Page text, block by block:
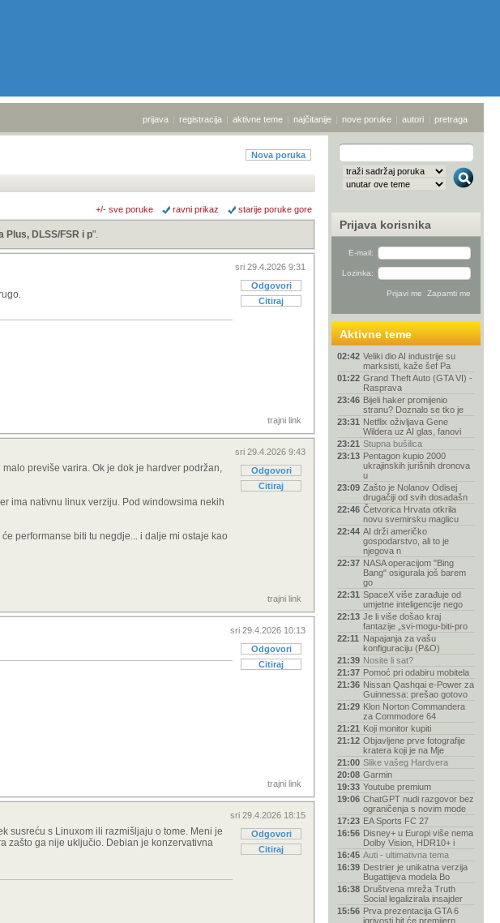
prijava | registracija | aktivne teme | najčitanije | nove poruke | autori | pretraga
Nova poruka
+/- sve poruke ravni prikaz starije poruke gore
Plus, DLSS/FSR i p".
sri 29.4.2026 9:31
Odgovori
Citiraj
trajni link
sri 29.4.2026 9:43
Odgovori
Citiraj
previše varira. Ok je dok je hardver podržan,
ima nativnu linux verziju. Pod windowsima nekih
performanse biti tu negdje... i dalje mi ostaje kao
trajni link
sri 29.4.2026 10:13
Odgovori
Citiraj
trajni link
sri 29.4.2026 18:15
Odgovori
Citiraj
susreću s Linuxom ili razmišljaju o tome. Meni je
zašto ga nije uključio. Debian je konzervativna
Prijava korisnika
E-mail:
Lozinka:
Aktivne teme
02:42 Veliki dio AI industrije su
marksisti, kaže šef Pa
01:22 Grand Theft Auto (GTA VI) -
Rasprava
23:46 Bijeli haker promijenio
stranu? Doznalo se tko je
23:31 Netflix oživljava Gene
Wildera uz AI glas, fanovi
23:21 Stupna bušilica
23:13 Pentagon kupio 2000
ukrajinskih jurišnih dronova
u
23:09 Zašto je Nolanov Odisej
drugačiji od svih dosadašn
22:46 Četvorica Hrvata otkrila
novu svemirsku maglicu
22:44 AI drži američko
gospodarstvo, ali to je
njegova n
22:37 NASA operacijom "Bing
Bang" osigurala još barem
go
22:31 SpaceX više zarađuje od
umjetne inteligencije nego
22:13 Je li više došao kraj
fantazije „svi-mogu-biti-pro
22:11 Napajanja za vašu
konfiguraciju (P&O)
21:39 Nosite li sat?
21:37 Pomoć pri odabiru mobitela
21:36 Nissan Qashqai e-Power za
Guinnessa: prešao gotovo
21:29 Klon Norton Commandera
za Commodore 64
21:21 Koji monitor kupiti
21:12 Objavljene prve fotografije
kratera koji je na Mje
21:00 Slike vašeg Hardvera
20:08 Garmin
19:33 Youtube premium
19:06 ChatGPT nudi razgovor bez
ograničenja s novim mode
17:23 EA Sports FC 27
16:56 Disney+ u Europi više nema
Dolby Vision, HDR10+ i
16:45 Auti - ultimativna tema
16:39 Destrier je unikatna verzija
Bugattijeva modela Bo
16:38 Društvena mreža Truth
Social legalizirala insajder
15:56 Prva prezentacija GTA 6
igrivosti bit će premijern